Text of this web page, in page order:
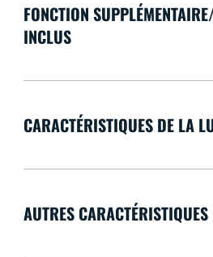
FONCTION
INCLUS
CARACTÉRISTIQUES DE LA
AUTRES CARACTÉRISTIQUES